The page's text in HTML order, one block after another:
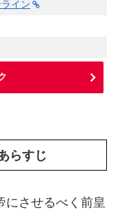
イン
らすじ
にさせるべく前皇